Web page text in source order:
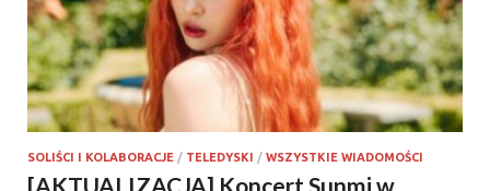
SOLIŚCI I KOLABORACJE / TELEDYSKI / WSZYSTKIE WIADOMOŚCI
[AKTUALIZACJA] Koncert Sunmi w